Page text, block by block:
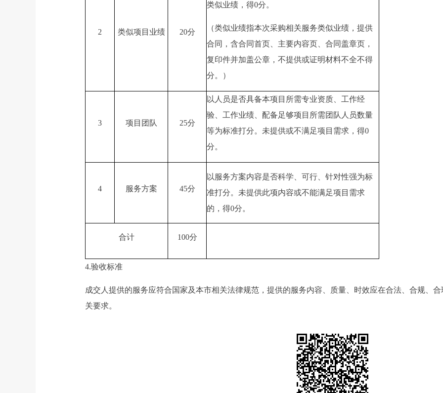
2 类似项目业绩 20分
类似业绩，得0分。
（类似业绩指本次采购相关服务类似业绩，提供
合同，含合同首页、主要内容页、合同盖章页，
复印件并加盖公章，不提供或证明材料不全不得
分。）
3 项目团队 25分
以人员是否具备本项目所需专业资质、工作经
验、工作业绩、配备足够项目所需团队人员数量
等为标准打分。未提供或不满足项目需求，得0
分。
4 服务方案 45分
以服务方案内容是否科学、可行、针对性强为标
准打分。未提供此项内容或不能满足项目需求
的，得0分。
合计 100分
4.验收标准
成交人提供的服务应符合国家及本市相关法律规范，提供的服务内容、质量、时效应在合法、合规、
关要求。